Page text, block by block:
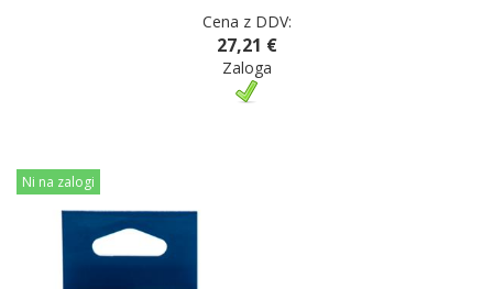
Cena z DDV:
27,21 €
Zaloga
Ni na zalogi